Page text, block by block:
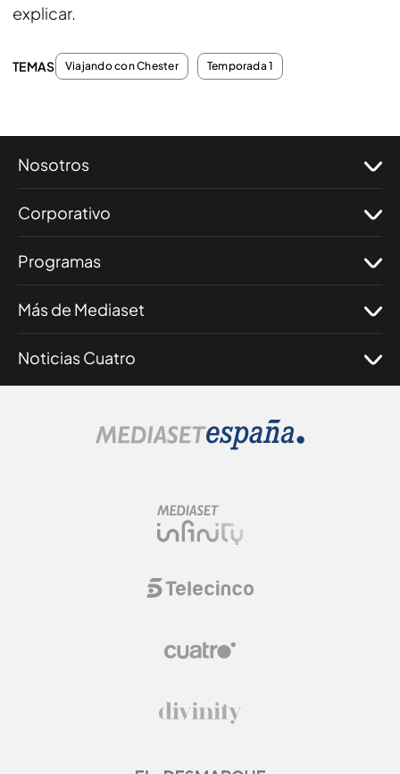
explicar.
TEMAS Viajando con Chester Temporada 1
Nosotros
Corporativo
Programas
Más de Mediaset
Noticias Cuatro